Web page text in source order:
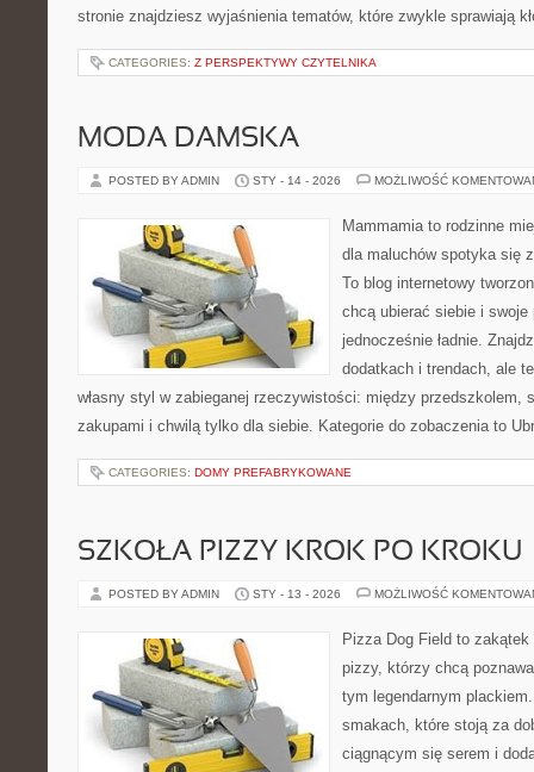
stronie znajdziesz wyjaśnienia tematów, które zwykle sprawiają
CATEGORIES: Z PERSPEKTYWY CZYTELNIKA
MODA DAMSKA
POSTED BY ADMIN STY - 14 - 2026 MOŻLIWOŚĆ
Mammamia to rodzinne
dla maluchów spotyka się
To blog internetowy
chcą ubierać siebie i
jednocześnie ładnie.
dodatkach i trendach, ale
własny styl w zabieganej rzeczywistości: między przedszkolem,
zakupami i chwilą tylko dla siebie. Kategorie do zobaczenia to
CATEGORIES: DOMY PREFABRYKOWANE
SZKOŁA PIZZY KROK PO KROKU
POSTED BY ADMIN STY - 13 - 2026 MOŻLIWOŚĆ
Pizza Dog Field to
pizzy, którzy chcą
tym legendarnym
smakach, które stoją za
ciągnącym się serem i